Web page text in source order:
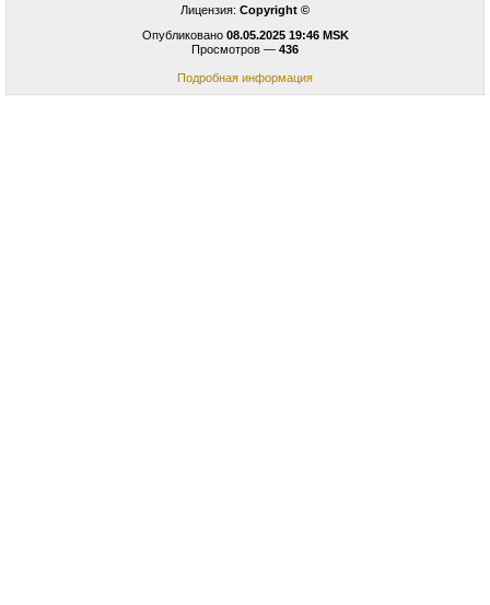
Лицензия: Copyright ©
Опубликовано 08.05.2025 19:46 MSK
Просмотров — 436
Подробная информация